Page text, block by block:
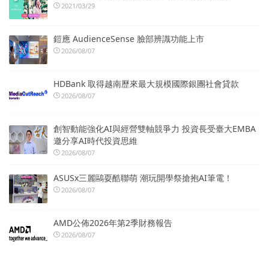
2021/03/29
鎧應 AudienceSense 臉部辨識功能上市
2026/08/07
HDBank 取得越南歷來最大規模國際銀團社會貸款
2026/08/07
創智動能強化AI與經營雙軸競爭力 投資長受臺大EMBA
邀分享AI時代投資思維
2026/08/07
ASUSx三麗鷗耍酷聯萌 潮玩開學祭搶抱AI筆電！
2026/08/07
AMD公佈2026年第2季財務報告
2026/08/07